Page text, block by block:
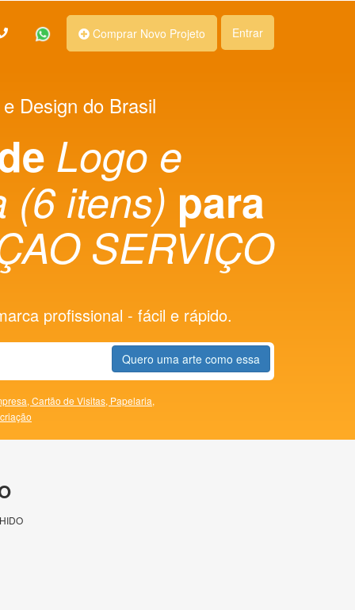
Comprar Novo Projeto Entrar
Design do Brasil
Logo e
(6 itens) para
SERVIÇO
profissional - fácil e rápido.
Quero uma arte como essa
Cartão de Visitas, Papelaria,